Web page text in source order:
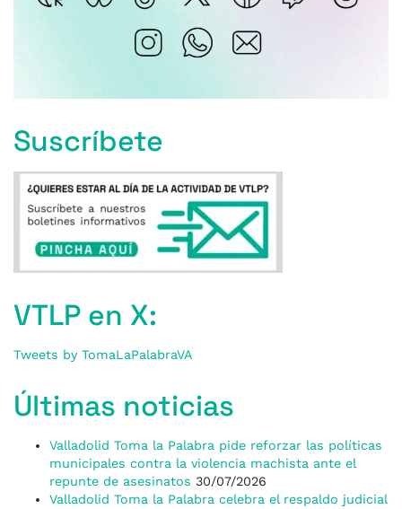
Suscríbete
VTLP en X:
Tweets by TomaLaPalabraVA
Últimas noticias
Valladolid Toma la Palabra pide reforzar las políticas
municipales contra la violencia machista ante el
repunte de asesinatos 30/07/2026
Valladolid Toma la Palabra celebra el respaldo judicial